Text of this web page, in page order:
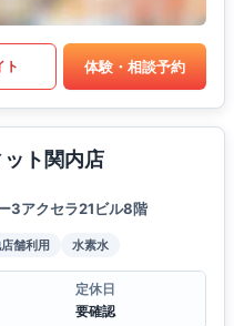
ト 体験・相談予約
ト関内店
3アクセラ21ビル8階
舗利用 水素水
定休日
要確認